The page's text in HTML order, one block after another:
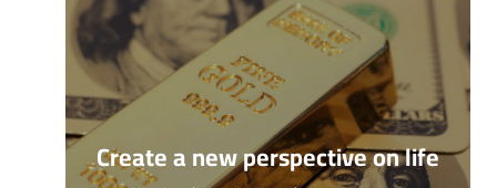
Create a new perspective on life